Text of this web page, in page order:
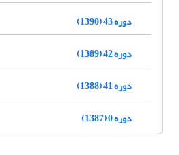
دوره 43 (1390)
دوره 42 (1389)
دوره 41 (1388)
دوره 0 (1387)